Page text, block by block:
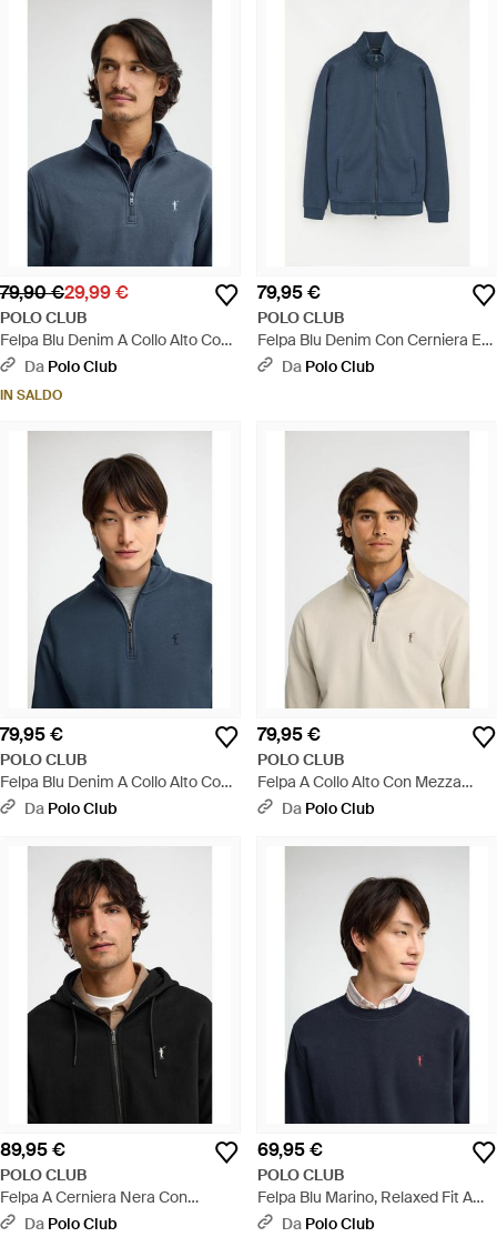
79,90 €29,99 €
POLO CLUB
Felpa Blu Denim A Collo Alto Con
Cerniera Con Ricamo Rigby Go -
Da Polo Club
IN SALDO
79,95 €
POLO CLUB
Felpa Blu Denim Con Cerniera E
Collo Alto Con Ricamo Rigby Go -
Da Polo Club
79,95 €
POLO CLUB
Felpa Blu Denim A Collo Alto Con
Mezza Cerniera Con Ricamo
Da Polo Club
79,95 €
POLO CLUB
Felpa A Collo Alto Con Mezza
Cerniera E Ricamo Rigby Go -
Da Polo Club
89,95 €
POLO CLUB
Felpa A Cerniera Nera Con
Cappuccio E Ricamo Rigby Go -
Da Polo Club
69,95 €
POLO CLUB
Felpa Blu Marino, Relaxed Fit A
Girocollo Con Ricamo Rigby Go -
Da Polo Club